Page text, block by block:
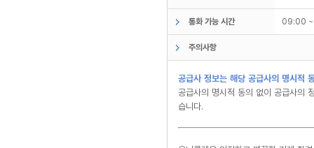
통화 가능 시간 09:00
주의사항
공급사 정보는 해당 공급사의 명시적
공급사의 명시적 동의 없이 공급사의
습니다.